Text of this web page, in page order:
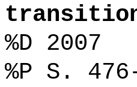
%D 2007
%P S.